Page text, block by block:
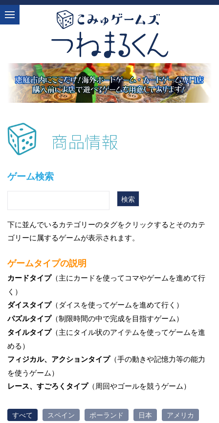
商品情報
ゲーム検索
下に並んでいるカテゴリーのタグをクリックするとそのカテ
ゴリーに属するゲームが表示されます。
ゲームタイプの説明
カードタイプ（主にカードを使ってコマやゲームを進めて行
く）
ダイスタイプ（ダイスを使ってゲームを進めて行く）
パズルタイプ（制限時間の中で完成を目指すゲーム）
タイルタイプ（主にタイル状のアイテムを使ってゲームを進
める）
フィジカル、アクションタイプ（手の動きや記憶力等の能力
を使うゲーム）
レース、すごろくタイプ（周回やゴールを競うゲーム）
すべて スペイン ポーランド 日本
アメリカ